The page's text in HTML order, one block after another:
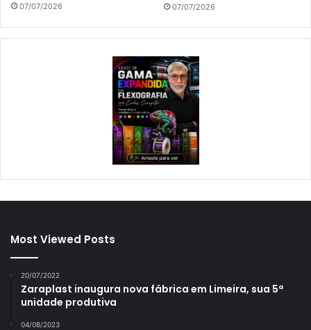
07/07/2026 07/07/2026
Most Viewed Posts
20/07/2022
Zaraplast inaugura nova fábrica em Limeira, sua 5ª
unidade produtiva
04/08/2023